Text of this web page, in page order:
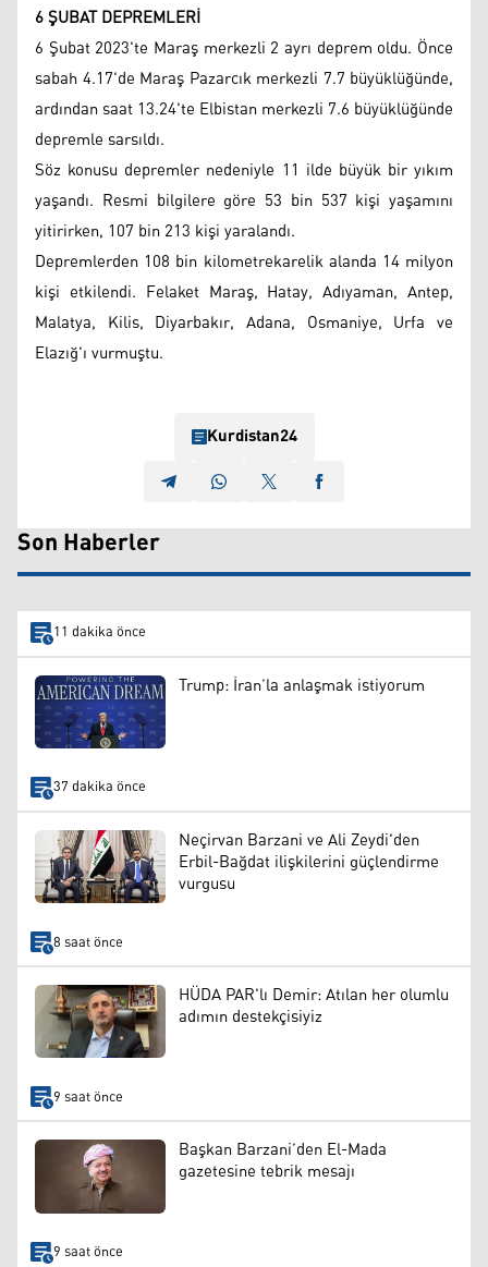
6 ŞUBAT DEPREMLERİ
6 Şubat 2023'te Maraş merkezli 2 ayrı deprem oldu. Önce
sabah 4.17'de Maraş Pazarcık merkezli 7.7 büyüklüğünde,
ardından saat 13.24'te Elbistan merkezli 7.6 büyüklüğünde
depremle sarsıldı.
Söz konusu depremler nedeniyle 11 ilde büyük bir yıkım
yaşandı. Resmi bilgilere göre 53 bin 537 kişi yaşamını
yitirirken, 107 bin 213 kişi yaralandı.
Depremlerden 108 bin kilometrekarelik alanda 14 milyon
kişi etkilendi. Felaket Maraş, Hatay, Adıyaman, Antep,
Malatya, Kilis, Diyarbakır, Adana, Osmaniye, Urfa ve
Elazığ'ı vurmuştu.
Kurdistan24
Son Haberler
11 dakika önce
Trump: İran’la anlaşmak istiyorum
37 dakika önce
Neçirvan Barzani ve Ali Zeydi'den
Erbil-Bağdat ilişkilerini güçlendirme
vurgusu
8 saat önce
HÜDA PAR'lı Demir: Atılan her olumlu
adımın destekçisiyiz
9 saat önce
Başkan Barzani’den El-Mada
gazetesine tebrik mesajı
9 saat önce